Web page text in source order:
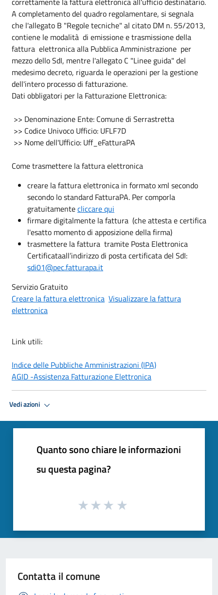
A completamento del quadro regolamentare, si segnala
che l'allegato B "Regole tecniche" al citato DM n. 55/2013,
contiene le modalità di emissione e trasmissione della
fattura elettronica alla Pubblica Amministrazione per
mezzo dello SdI, mentre l'allegato C "Linee guida" del
medesimo decreto, riguarda le operazioni per la gestione
dell'intero processo di fatturazione.
Dati obbligatori per la Fatturazione Elettronica:
>> Denominazione Ente: Comune di Serrastretta
>> Codice Univoco Ufficio: UFLF7D
>> Nome dell'Ufficio: Uff_eFatturaPA
Come trasmettere la fattura elettronica
creare la fattura elettronica in formato xml secondo
secondo lo standard FatturaPA. Per comporla
gratuitamentecliccare qui
firmare digitalmente la fattura (che attesta e certifica
l'esatto momento di apposizione della firma)
trasmettere la fattura tramite Posta Elettronica
Certificataall’indirizzo di posta certificata del SdI:
sdi01@pec.fatturapa.it
Servizio Gratuito
Creare la fattura elettronica Visualizzare la fattura
elettronica
Link utili:
Indice delle Pubbliche Amministrazioni (IPA)
AGID -Assistenza Fatturazione Elettronica
Vedi azioni
Quanto sono chiare le informazioni
su questa pagina?
Contatta il comune